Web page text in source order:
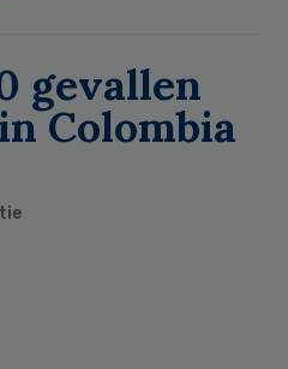
gevallen
Colombia